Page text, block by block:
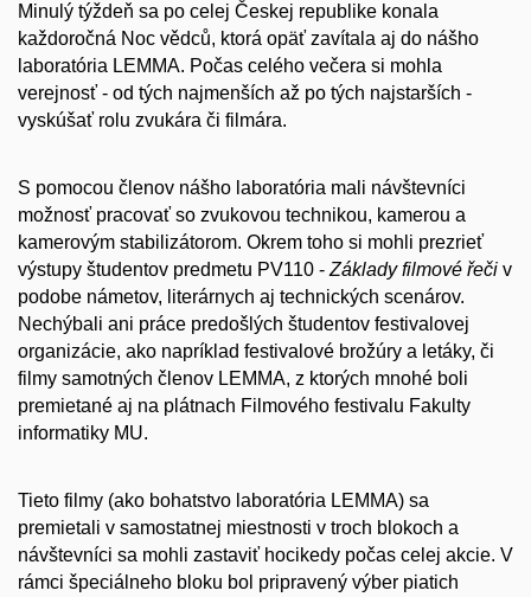
Minulý týždeň sa po celej Českej republike konala
každoročná Noc vědců, ktorá opäť zavítala aj do nášho
laboratória LEMMA. Počas celého večera si mohla
verejnosť - od tých najmenších až po tých najstarších -
vyskúšať rolu zvukára či filmára.
S pomocou členov nášho laboratória mali návštevníci
možnosť pracovať so zvukovou technikou, kamerou a
kamerovým stabilizátorom. Okrem toho si mohli prezrieť
výstupy študentov predmetu PV110 - Základy filmové řeči v
podobe námetov, literárnych aj technických scenárov.
Nechýbali ani práce predošlých študentov festivalovej
organizácie, ako napríklad festivalové brožúry a letáky, či
filmy samotných členov LEMMA, z ktorých mnohé boli
premietané aj na plátnach Filmového festivalu Fakulty
informatiky MU.
Tieto filmy (ako bohatstvo laboratória LEMMA) sa
premietali v samostatnej miestnosti v troch blokoch a
návštevníci sa mohli zastaviť hocikedy počas celej akcie. V
rámci špeciálneho bloku bol pripravený výber piatich